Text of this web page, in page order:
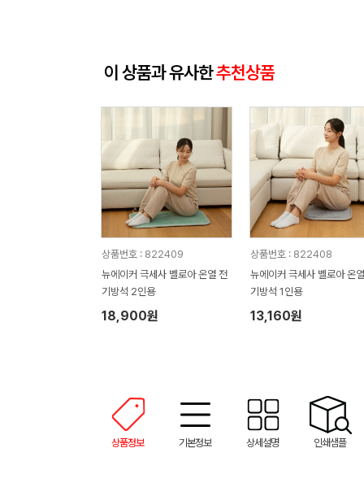
이 상품과 유사한추천상품
상품번호 : 822409
뉴에이커 극세사 벨로아 온열 전
기방석 2인용
18,900원
상품번호 : 822408
뉴에이커 극세사 벨로아 온
기방석 1인용
13,160원
상품정보 기본정보 상세설명 인쇄샘플